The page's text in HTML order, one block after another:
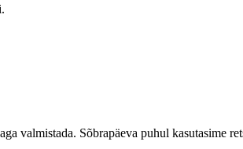
valmistada. Sõbrapäeva puhul kasutasime